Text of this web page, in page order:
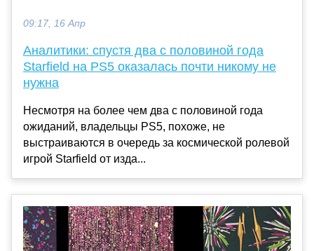
09:17, 16 Апр
Аналитики: спустя два с половиной года
Starfield на PS5 оказалась почти никому не
нужна
Несмотря на более чем два с половиной года
ожиданий, владельцы PS5, похоже, не
выстраиваются в очередь за космической ролевой
игрой Starfield от изда...